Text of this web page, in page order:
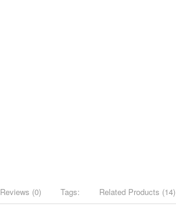
Reviews (0) Tags: Related Products (14)